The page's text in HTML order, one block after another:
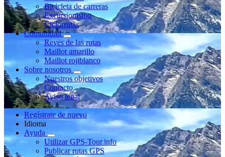
Bicicleta de carreras
Excursionismo
Ciclorrutas
Comunidad
Reyes de las rutas
Maillot amarillo
Maillot rojiblanco
Sobre nosotros
Nuestros objetivos
Contacto
Aviso legal
Regístrate de nuevo
Idioma
Ayuda
Utilizar GPS-Tour.info
Publicar rutas GPS